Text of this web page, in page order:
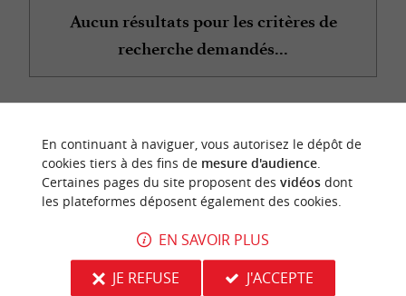
Aucun résultats pour les critères de
recherche demandés...
n
o
t
r
e
c
o
u
p
d
e
c
o
e
u
r
En continuant à naviguer, vous autorisez le dépôt de
cookies tiers à des fins de mesure d'audience.
Certaines pages du site proposent des vidéosdont
les plateformes déposent également des cookies.
EN SAVOIR PLUS
JE REFUSE
J'ACCEPTE